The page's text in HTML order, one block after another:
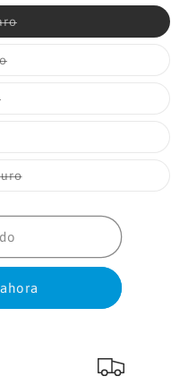
Variante
Variante
Variante
Variante
no